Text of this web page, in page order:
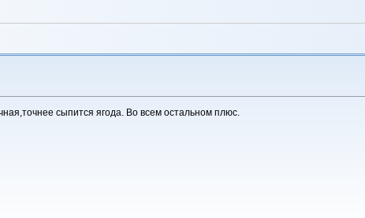
сыпится ягода. Во всем остальном плюс.